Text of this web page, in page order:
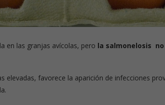
en las granjas avícolas, pero la salmonelosis
elevadas, favorece la aparición de infecciones